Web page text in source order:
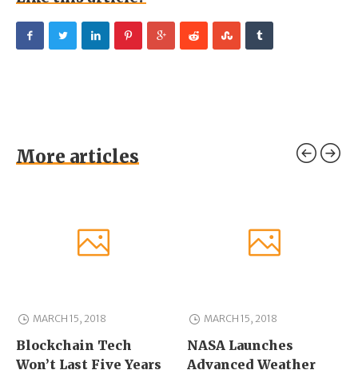
More articles
MARCH 15, 2018
Blockchain Tech
Won’t Last Five Years
MARCH 15, 2018
NASA Launches
Advanced Weather